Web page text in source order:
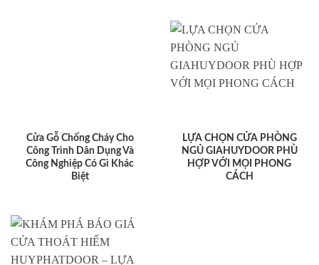
Cửa Gỗ Chống Cháy Cho
Công Trình Dân Dụng Và
Công Nghiệp Có Gì Khác
Biệt
LỰA CHỌN CỬA PHÒNG
NGỦ GIAHUYDOOR PHÙ
HỢP VỚI MỌI PHONG
CÁCH